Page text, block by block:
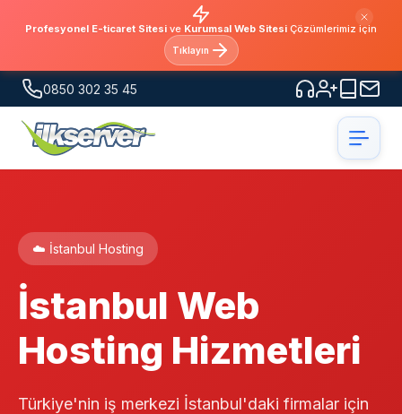
Profesyonel E-ticaret Sitesi ve Kurumsal Web Sitesi Çözümlerimiz için
Tıklayın
0850 302 35 45
☁️ İstanbul Hosting
İstanbul Web
Hosting Hizmetleri
Türkiye'nin iş merkezi İstanbul'daki firmalar için